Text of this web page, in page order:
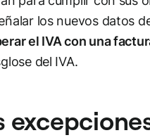
los nuevos datos
el IVA con una
del IVA.